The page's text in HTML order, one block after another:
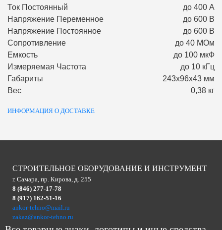
Ток Постоянный
до 400 А
Напряжение Переменное
до 600 В
Напряжение Постоянное
до 600 В
Сопротивление
до 40 МОм
Емкость
до 100 мкФ
Измеряемая Частота
до 10 кГц
Габариты
243х96х43 мм
Вес
0,38 кг
ИНФОРМАЦИЯ О ДОСТАВКЕ
СТРОИТЕЛЬНОЕ ОБОРУДОВАНИЕ И ИНСТРУМЕНТ
г. Самара, пр. Кирова, д. 255
8 (846) 277-17-78
8 (917) 162-51-16
ankor-tehno@mail.ru
zakaz@ankor-tehno.ru